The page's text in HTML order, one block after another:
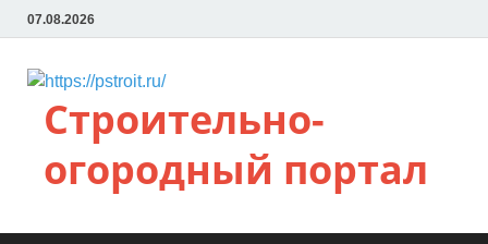
07.08.2026
Строительно-
огородный портал